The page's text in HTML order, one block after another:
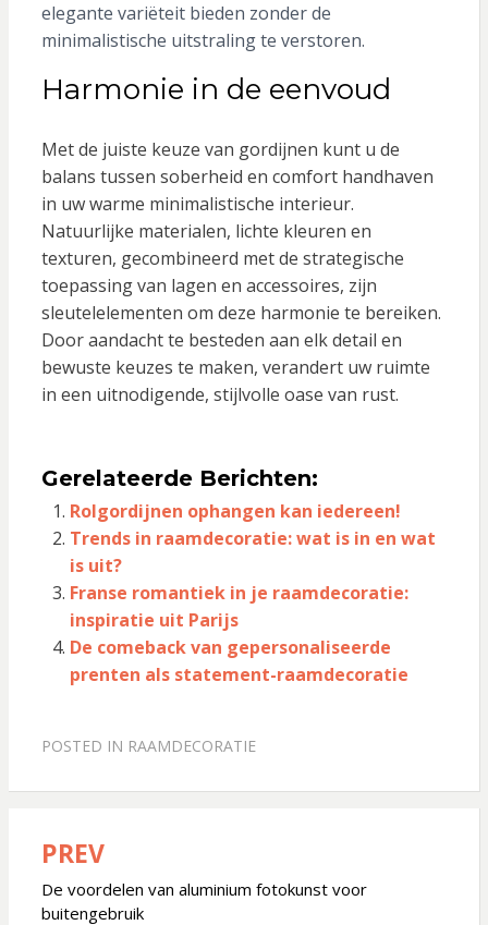
elegante variëteit bieden zonder de
minimalistische uitstraling te verstoren.
Harmonie in de eenvoud
Met de juiste keuze van gordijnen kunt u de
balans tussen soberheid en comfort handhaven
in uw warme minimalistische interieur.
Natuurlijke materialen, lichte kleuren en
texturen, gecombineerd met de strategische
toepassing van lagen en accessoires, zijn
sleutelelementen om deze harmonie te bereiken.
Door aandacht te besteden aan elk detail en
bewuste keuzes te maken, verandert uw ruimte
in een uitnodigende, stijlvolle oase van rust.
Gerelateerde Berichten:
Rolgordijnen ophangen kan iedereen!
Trends in raamdecoratie: wat is in en wat
is uit?
Franse romantiek in je raamdecoratie:
inspiratie uit Parijs
De comeback van gepersonaliseerde
prenten als statement-raamdecoratie
POSTED IN RAAMDECORATIE
Bericht
navigatie
PREV
De voordelen van aluminium fotokunst voor
buitengebruik